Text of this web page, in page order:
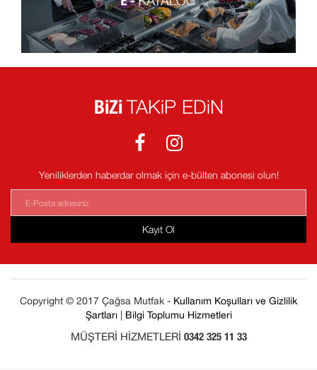
BiZiTAKiP EDiN
Yeniliklerden haberdar olmak için e-bülten abonesi olun!
Kayıt Ol
Copyright © 2017 Çağsa Mutfak - Kullanım Koşulları ve Gizlilik
Şartları| Bilgi Toplumu Hizmetleri
MÜŞTERİ HİZMETLERİ 0342 325 11 33